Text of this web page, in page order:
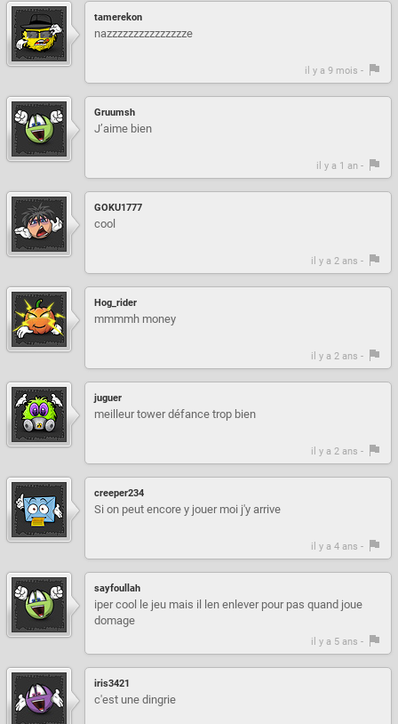
tamerekon
nazzzzzzzzzzzzzzze
il y a 9 mois -
Gruumsh
J’aime bien
il y a 1 an -
GOKU1777
cool
il y a 2 ans -
Hog_rider
mmmmh money
il y a 2 ans -
juguer
meilleur tower défance trop bien
il y a 2 ans -
creeper234
Si on peut encore y jouer moi j'y arrive
il y a 4 ans -
sayfoullah
iper cool le jeu mais il len enlever pour pas quand joue
domage
il y a 5 ans -
iris3421
c'est une dingrie